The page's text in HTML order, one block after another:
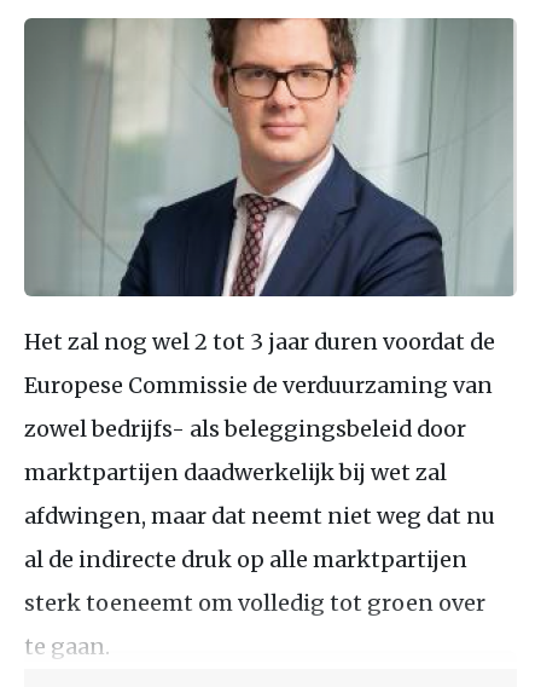
Het zal nog wel 2 tot 3 jaar duren voordat de
Europese Commissie de verduurzaming van
zowel bedrijfs- als beleggingsbeleid door
marktpartijen daadwerkelijk bij wet zal
afdwingen, maar dat neemt niet weg dat nu
al de indirecte druk op alle marktpartijen
sterk toeneemt om volledig tot groen over
te gaan.